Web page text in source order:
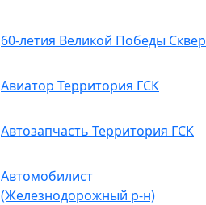
60-летия Великой Победы Сквер
Авиатор Территория ГСК
Автозапчасть Территория ГСК
Автомобилист
(Железнодорожный р-н)